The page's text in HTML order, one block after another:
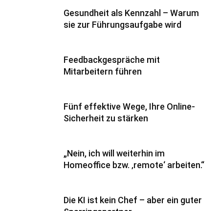
Gesundheit als Kennzahl – Warum
sie zur Führungsaufgabe wird
Feedbackgespräche mit
Mitarbeitern führen
Fünf effektive Wege, Ihre Online-
Sicherheit zu stärken
„Nein, ich will weiterhin im
Homeoffice bzw. ‚remote‘ arbeiten.“
Die KI ist kein Chef – aber ein guter